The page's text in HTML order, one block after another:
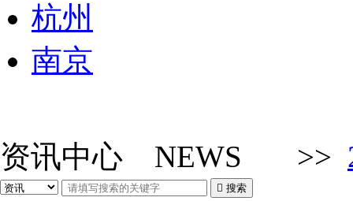
杭州
南京
资讯中心 NEWS >>
 搜索